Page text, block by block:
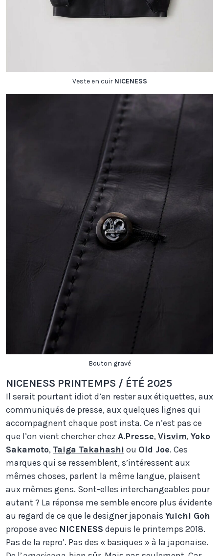
Veste en cuir NICENESS
Bouton gravé
NICENESS PRINTEMPS / ÉTÉ 2025
Il serait pourtant idiot d’en rester aux étiquettes, aux
communiqués de presse, aux quelques lignes qui
accompagnent chaque post insta. Ce n’est pas ce
que l’on vient chercher chez A.Presse,Visvim,Yoko
Sakamoto,Taiga Takahashi ou Old Joe. Ces
marques qui se ressemblent, s’intéressent aux
mêmes choses, parlent la même langue, plaisent
aux mêmes gens. Sont-elles interchangeables pour
autant ? La réponse me semble encore plus évidente
au regard de ce que le designer japonais Yuichi Goh
propose avec NICENESS depuis le printemps 2018.
Pas de la repro’. Pas des « basiques » à la japonaise.